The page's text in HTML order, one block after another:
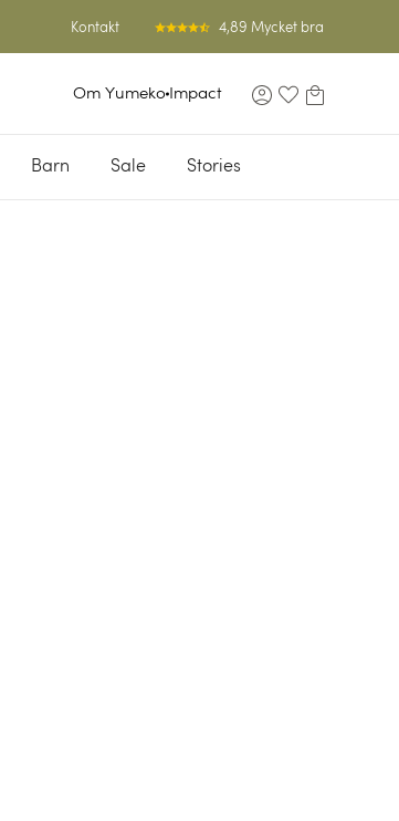
Kontakt 4,89 Mycket bra
Om Yumeko Impact
Barn Sale Stories